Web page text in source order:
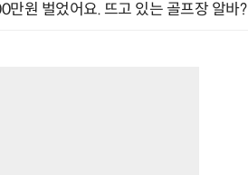
원 벌었어요. 뜨고 있는 골프장 알바?